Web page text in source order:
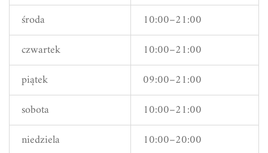
środa
10:00–21:00
czwartek
10:00–21:00
piątek
09:00–21:00
sobota
10:00–21:00
niedziela
10:00–20:00